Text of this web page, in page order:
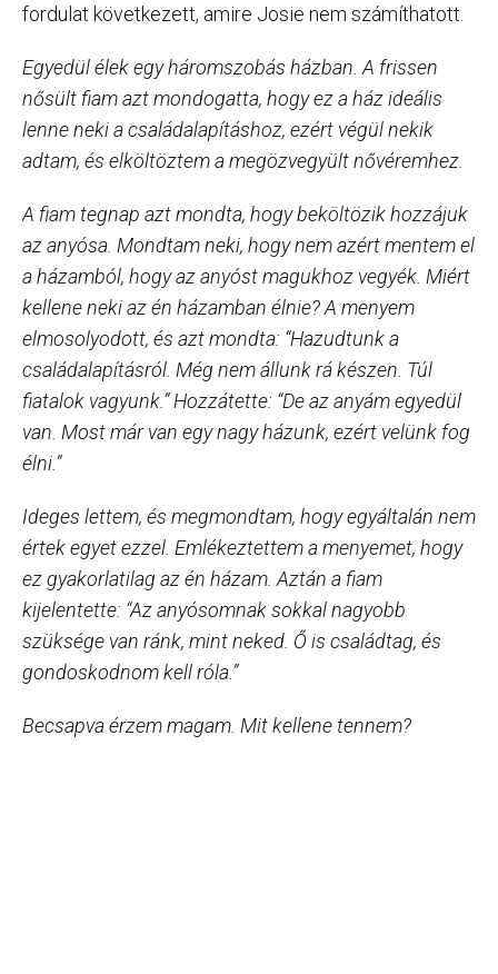
fordulat következett, amire Josie nem számíthatott.
Egyedül élek egy háromszobás házban. A frissen
nősült fiam azt mondogatta, hogy ez a ház ideális
lenne neki a családalapításhoz, ezért végül nekik
adtam, és elköltöztem a megözvegyült nővéremhez.
A fiam tegnap azt mondta, hogy beköltözik hozzájuk
az anyósa. Mondtam neki, hogy nem azért mentem el
a házamból, hogy az anyóst magukhoz vegyék. Miért
kellene neki az én házamban élnie? A menyem
elmosolyodott, és azt mondta: “Hazudtunk a
családalapításról. Még nem állunk rá készen. Túl
fiatalok vagyunk.” Hozzátette: “De az anyám egyedül
van. Most már van egy nagy házunk, ezért velünk fog
élni.”
Ideges lettem, és megmondtam, hogy egyáltalán nem
értek egyet ezzel. Emlékeztettem a menyemet, hogy
ez gyakorlatilag az én házam. Aztán a fiam
kijelentette: “Az anyósomnak sokkal nagyobb
szüksége van ránk, mint neked. Ő is családtag, és
gondoskodnom kell róla.”
Becsapva érzem magam. Mit kellene tennem?